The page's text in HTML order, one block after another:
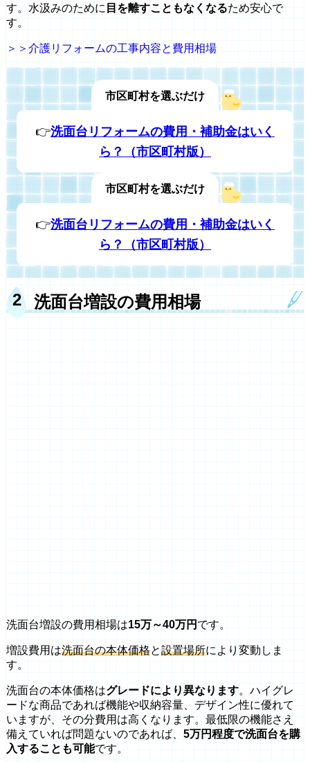
す。水汲みのために 目を離すこともなくなるため安心で
す。
＞＞介護リフォームの工事内容と費用相場
市区町村を選ぶだけ
👉洗面台リフォームの費用・補助金はいく
ら？（市区町村版）
市区町村を選ぶだけ
👉洗面台リフォームの費用・補助金はいく
ら？（市区町村版）
洗面台増設の費用相場
洗面台増設の費用相場は15万～40万円 です。
増設費用は洗面台の本体価格と設置場所により変動しま
す。
洗面台の本体価格はグレードにより異なります。ハイグレ
ードな商品であれば機能や収納容量、デザイン性に優れて
いますが、その分費用は高くなります。最低限の機能さえ
備えていれば問題ないのであれば、 5万円程度で洗面台を購
入することも可能です。